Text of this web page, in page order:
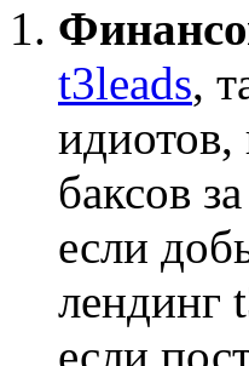
t3leads,
баксов
если
лендинг
если